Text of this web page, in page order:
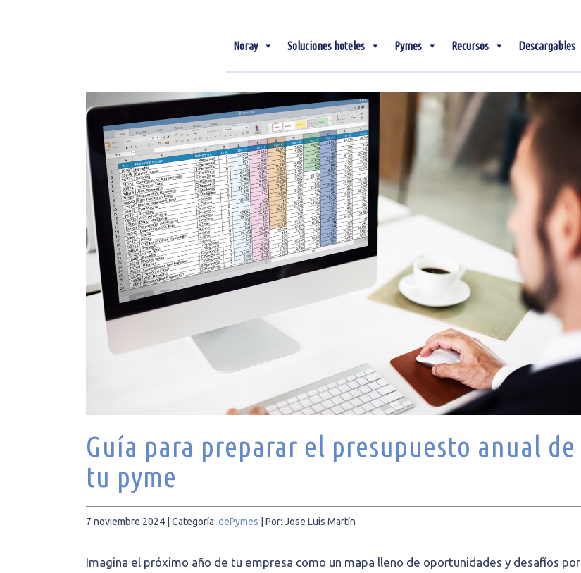
Noray Soluciones hoteles Pymes Recursos Descargables
Guía para preparar el presupuesto anual de
tu pyme
7 noviembre 2024 | Categoría: dePymes Por: Jose Luis Martín
Imagina el próximo año de tu empresa como un mapa lleno de oportunidades y desafíos por